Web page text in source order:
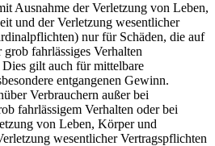
Ausnahme der Verletzung von Leben,
und der Verletzung wesentlicher
nur für Schäden, die auf
fahrlässiges Verhalten
gilt auch für mittelbare
entgangenen Gewinn.
Verbrauchern außer bei
fahrlässigem Verhalten oder bei
von Leben, Körper und
wesentlicher Vertragspflichten